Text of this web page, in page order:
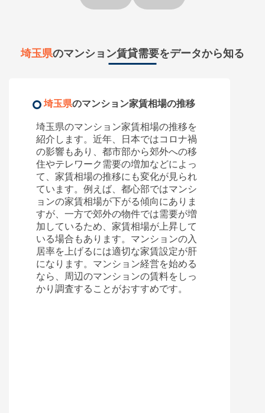
埼玉県のマンション賃貸需要をデータから知る
埼玉県のマンション家賃相場の推移
埼玉県のマンション家賃相場の推移を
紹介します。近年、日本ではコロナ禍
の影響もあり、都市部から郊外への移
住やテレワーク需要の増加などによっ
て、家賃相場の推移にも変化が見られ
ています。例えば、都心部ではマンシ
ョンの家賃相場が下がる傾向にありま
すが、一方で郊外の物件では需要が増
加しているため、家賃相場が上昇して
いる場合もあります。マンションの入
居率を上げるには適切な家賃設定が肝
になります。マンション経営を始める
なら、周辺のマンションの賃料をしっ
かり調査することがおすすめです。